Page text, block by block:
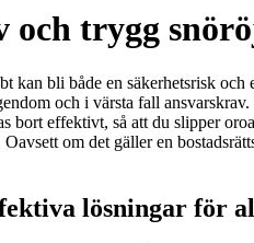
trygg
bli både en säkerhetsrisk
och i värsta fall
bort effektivt, så att du slipper
om det gäller en
lösningar för